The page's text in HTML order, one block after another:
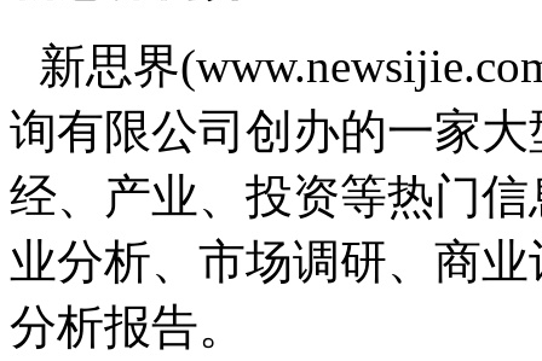
新思界
询有限公司创办的一家
经、产业、投资等热门
业分析、市场调研、商
分析报告。